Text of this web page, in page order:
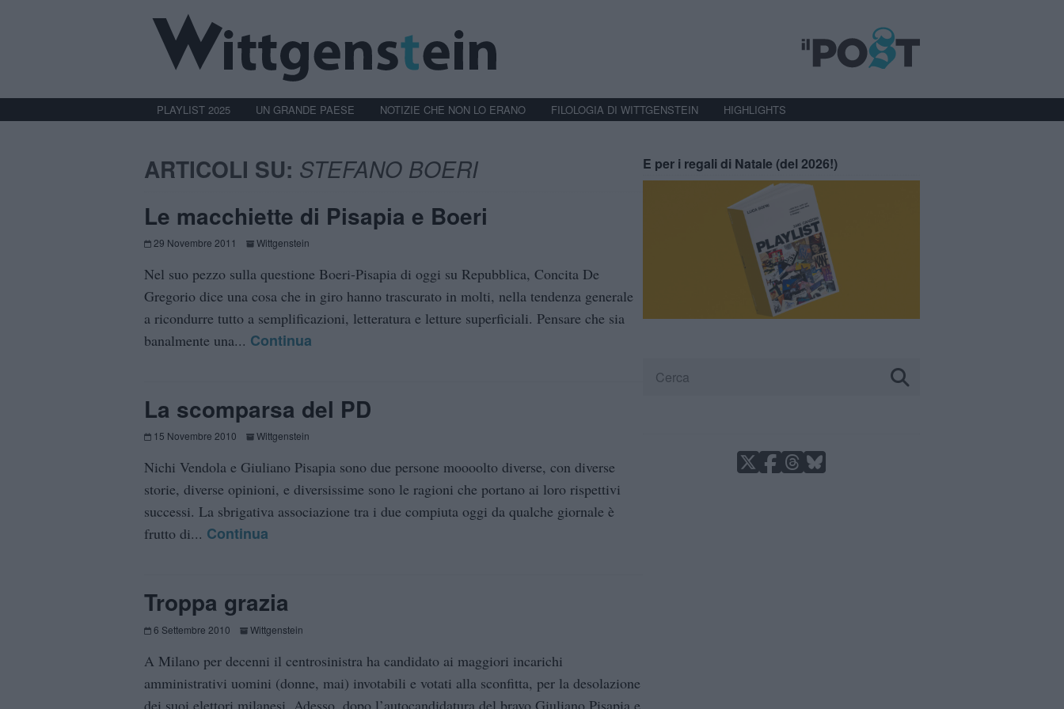
PLAYLIST 2025 UN GRANDE PAESE NOTIZIE CHE NON LO ERANO FILOLOGIA DI WITTGENSTEIN HIGHLIGHTS
ARTICOLI SU: STEFANO BOERI
Le macchiette di Pisapia e Boeri
29 Novembre 2011 Wittgenstein
Nel suo pezzo sulla questione Boeri-Pisapia di oggi su Repubblica, Concita De
Gregorio dice una cosa che in giro hanno trascurato in molti, nella tendenza generale
a ricondurre tutto a semplificazioni, letteratura e letture superficiali. Pensare che sia
banalmente una... Continua
La scomparsa del PD
15 Novembre 2010 Wittgenstein
Nichi Vendola e Giuliano Pisapia sono due persone moooolto diverse, con diverse
storie, diverse opinioni, e diversissime sono le ragioni che portano ai loro rispettivi
successi. La sbrigativa associazione tra i due compiuta oggi da qualche giornale è
frutto di... Continua
Troppa grazia
6 Settembre 2010 Wittgenstein
A Milano per decenni il centrosinistra ha candidato ai maggiori incarichi
amministrativi uomini (donne, mai) invotabili e votati alla sconfitta, per la desolazione
dei suoi elettori milanesi. Adesso, dopo l’autocandidatura del bravo Giuliano Pisapia e
E per i regali di Natale (del 2026!)